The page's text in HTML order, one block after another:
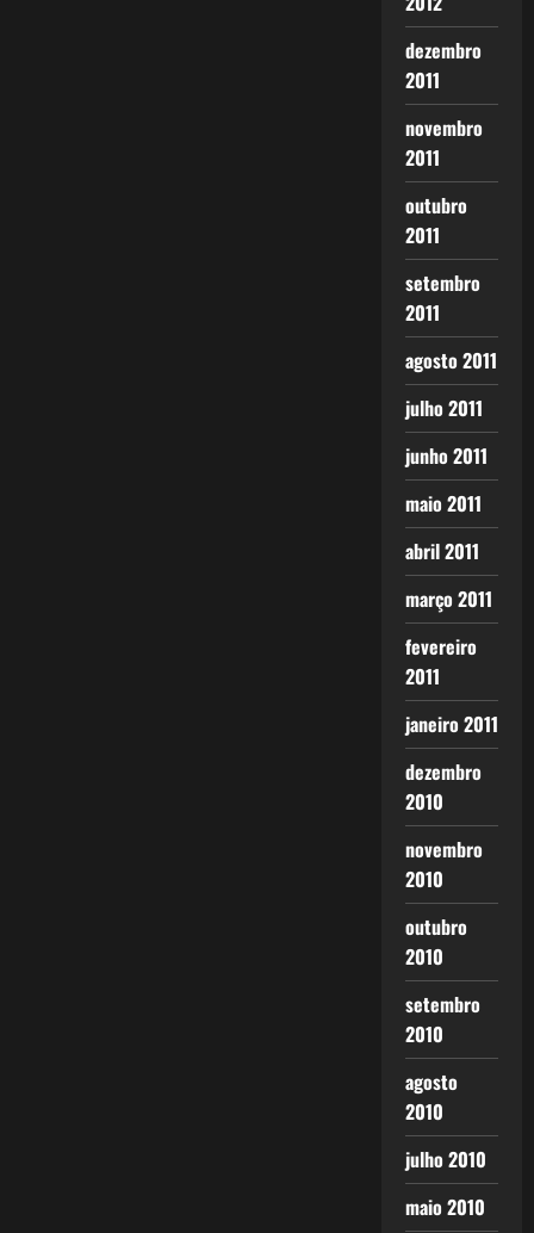
dezembro
2011
novembro
2011
outubro
2011
setembro
2011
agosto 2011
julho 2011
junho 2011
maio 2011
abril 2011
março 2011
fevereiro
2011
janeiro 2011
dezembro
2010
novembro
2010
outubro
2010
setembro
2010
agosto
2010
julho 2010
maio 2010